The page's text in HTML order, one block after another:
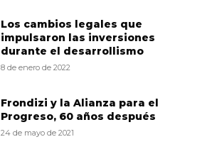
Los cambios legales que
impulsaron las inversiones
durante el desarrollismo
8 de enero de 2022
Frondizi y la Alianza para el
Progreso, 60 años después
24 de mayo de 2021